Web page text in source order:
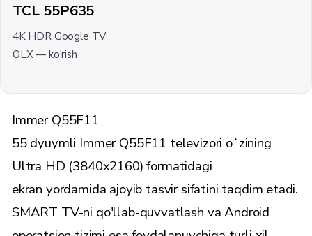
TCL 55P635
4K HDR Google TV
OLX — ko'rish
Immer Q55F11
55 dyuymli Immer Q55F11 televizori oʻzining
Ultra HD (3840x2160) formatidagi
ekran yordamida ajoyib tasvir sifatini taqdim etadi.
SMART TV-ni qo'llab-quvvatlash va Android